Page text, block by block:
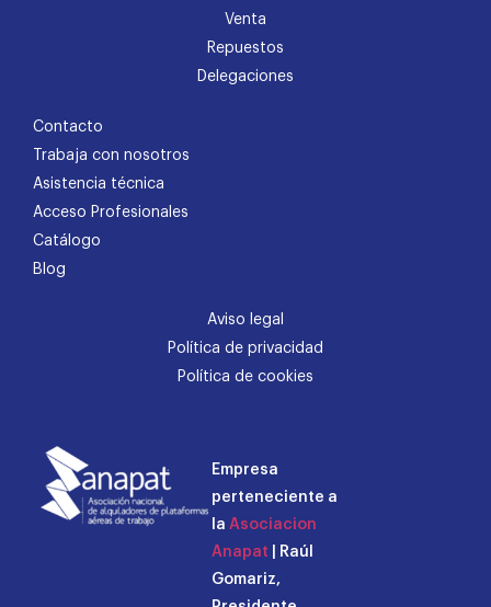
Venta
Repuestos
Delegaciones
Contacto
Trabaja con nosotros
Asistencia técnica
Acceso Profesionales
Catálogo
Blog
Aviso legal
Política de privacidad
Política de cookies
Empresa
perteneciente a
la Asociacion
Anapat | Raúl
Gomariz,